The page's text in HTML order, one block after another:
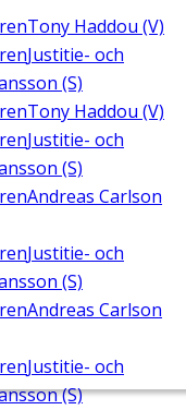
Tony Haddou (V)
Justitie- och
(S)
Tony Haddou (V)
Justitie- och
(S)
Andreas Carlson
Justitie- och
(S)
Andreas Carlson
Justitie- och
(S)